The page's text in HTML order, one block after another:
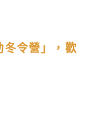
令營」，歡